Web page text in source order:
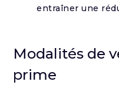
entraîner une
Modalités de
prime